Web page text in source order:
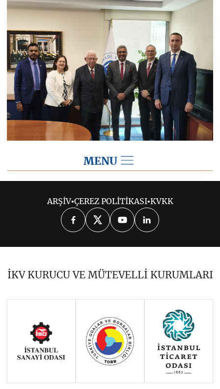
MENU
2025 2024 2023
2022 2021 2020
ARŞİV•ÇEREZ POLİTİKASI•KVKK
İKV KURUCU VE MÜTEVELLİ KURUMLARI